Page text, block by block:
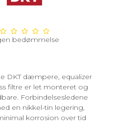
bedømmelse
DKT dæmpere, equalizer
filtre er let monteret og
Forbindelsesledene
en nikkel-tin legering,
korrosion over tid